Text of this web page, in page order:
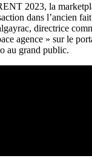
2023, la
dans l’ancien
directrice
agence » sur le
au grand public.